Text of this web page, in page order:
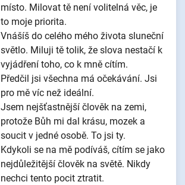
místo. Milovat tě není volitelná věc, je
to moje priorita.
Vnášíš do celého mého života sluneční
světlo. Miluji tě tolik, že slova nestačí k
vyjádření toho, co k mně cítím.
Předčil jsi všechna má očekávání. Jsi
pro mě víc než ideální.
Jsem nejšťastnější člověk na zemi,
protože Bůh mi dal krásu, mozek a
soucit v jedné osobě. To jsi ty.
Kdykoli se na mě podíváš, cítím se jako
nejdůležitější člověk na světě. Nikdy
nechci tento pocit ztratit.